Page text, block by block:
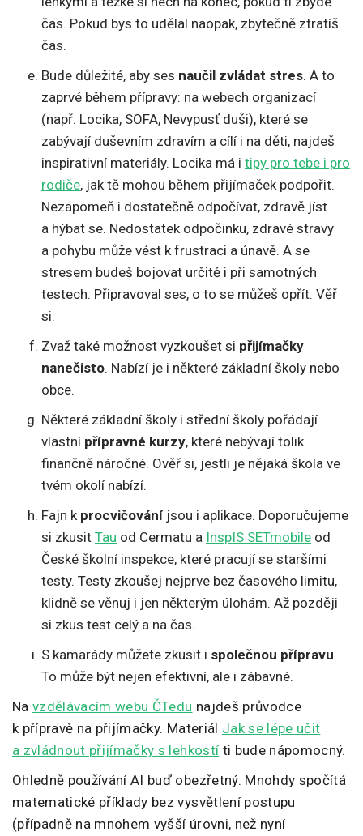
čas. Pokud bys to udělal naopak, zbytečně ztratíš
čas.
Bude důležité, aby ses naučil zvládat stres. A to
zaprvé během přípravy: na webech organizací
(např. Locika, SOFA, Nevypusť duši), které se
zabývají duševním zdravím a cílí i na děti, najdeš
inspirativní materiály. Locika má i tipy pro tebe i pro
rodiče, jak tě mohou během přijímaček podpořit.
Nezapomeň i dostatečně odpočívat, zdravě jíst
a hýbat se. Nedostatek odpočinku, zdravé stravy
a pohybu může vést k frustraci a únavě. A se
stresem budeš bojovat určitě i při samotných
testech. Připravoval ses, o to se můžeš opřít. Věř
si.
Zvaž také možnost vyzkoušet si přijímačky
nanečisto. Nabízí je i některé základní školy nebo
obce.
Některé základní školy i střední školy pořádají
vlastní přípravné kurzy, které nebývají tolik
finančně náročné. Ověř si, jestli je nějaká škola ve
tvém okolí nabízí.
Fajn k procvičování jsou i aplikace. Doporučujeme
si zkusit Tau od Cermatu a InspIS SETmobile od
České školní inspekce, které pracují se staršími
testy. Testy zkoušej nejprve bez časového limitu,
klidně se věnuj i jen některým úlohám. Až později
si zkus test celý a na čas.
S kamarády můžete zkusit i společnou přípravu.
To může být nejen efektivní, ale i zábavné.
Navzdělávacím webu ČTedu najdeš průvodce
k přípravě na přijímačky. Materiál Jak se lépe učit
a zvládnout přijímačky s lehkostí ti bude nápomocný.
Ohledně používání AI buď obezřetný. Mnohdy spočítá
matematické příklady bez vysvětlení postupu
(případně na mnohem vyšší úrovni, než nyní